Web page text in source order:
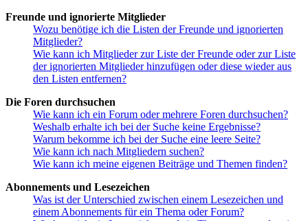
Freunde und ignorierte Mitglieder
Wozu benötige ich die Listen der Freunde und ignorierten
Mitglieder?
Wie kann ich Mitglieder zur Liste der Freunde oder zur Liste
der ignorierten Mitglieder hinzufügen oder diese wieder aus
den Listen entfernen?
Die Foren durchsuchen
Wie kann ich ein Forum oder mehrere Foren durchsuchen?
Weshalb erhalte ich bei der Suche keine Ergebnisse?
Warum bekomme ich bei der Suche eine leere Seite?
Wie kann ich nach Mitgliedern suchen?
Wie kann ich meine eigenen Beiträge und Themen finden?
Abonnements und Lesezeichen
Was ist der Unterschied zwischen einem Lesezeichen und
einem Abonnements für ein Thema oder Forum?